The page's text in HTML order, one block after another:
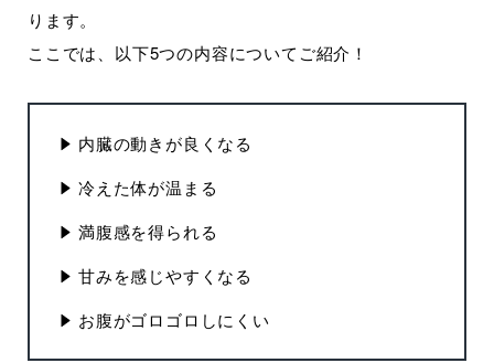
ります。
ここでは、以下5つの内容についてご紹介！
内臓の動きが良くなる
冷えた体が温まる
満腹感を得られる
甘みを感じやすくなる
お腹がゴロゴロしにくい